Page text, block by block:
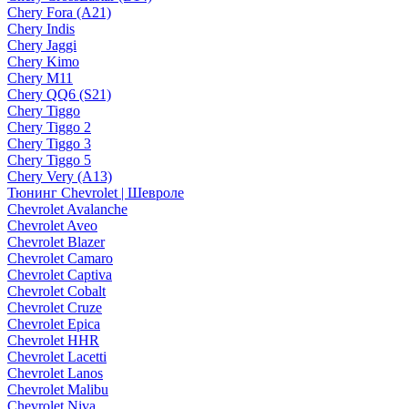
Chery Fora (A21)
Chery Indis
Chery Jaggi
Chery Kimo
Chery M11
Chery QQ6 (S21)
Chery Tiggo
Chery Tiggo 2
Chery Tiggo 3
Chery Tiggo 5
Chery Very (A13)
Тюнинг Chevrolet | Шевроле
Chevrolet Avalanche
Chevrolet Aveo
Chevrolet Blazer
Chevrolet Camaro
Chevrolet Captiva
Chevrolet Cobalt
Chevrolet Cruze
Chevrolet Epica
Chevrolet HHR
Chevrolet Lacetti
Chevrolet Lanos
Chevrolet Malibu
Chevrolet Niva